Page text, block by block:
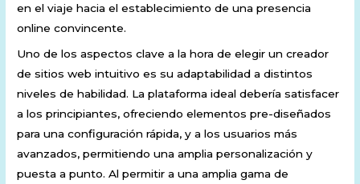
en el viaje hacia el establecimiento de una presencia
online convincente.
Uno de los aspectos clave a la hora de elegir un creador
de sitios web intuitivo es su adaptabilidad a distintos
niveles de habilidad. La plataforma ideal debería satisfacer
a los principiantes, ofreciendo elementos pre-diseñados
para una configuración rápida, y a los usuarios más
avanzados, permitiendo una amplia personalización y
puesta a punto. Al permitir a una amplia gama de